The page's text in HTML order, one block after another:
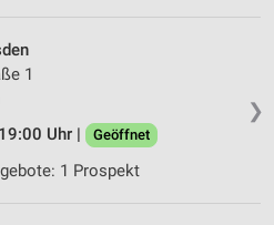
❯
1
Uhr |
Geöffnet
1 Prospekt